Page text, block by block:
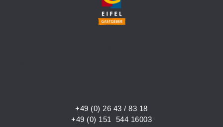
+49 (0) 26 43 / 83 18
+49 (0) 151 544 16003